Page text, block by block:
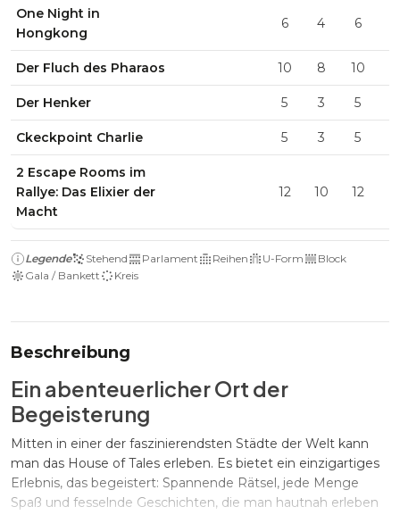
One Night in
Hongkong
6 4 6
Der Fluch des Pharaos 10 8 10
Der Henker 5 3 5
Ckeckpoint Charlie 5 3 5
2 Escape Rooms im
Rallye: Das Elixier der
Macht
12 10 12
Legende Stehend Parlament Reihen U-Form
Block
Gala / Bankett
Kreis
Beschreibung
Ein abenteuerlicher Ort der
Begeisterung
Mitten in einer der faszinierendsten Städte der Welt kann
man das House of Tales erleben. Es bietet ein einzigartiges
Erlebnis, das begeistert: Spannende Rätsel, jede Menge
Spaß und fesselnde Geschichten, die man hautnah erleben